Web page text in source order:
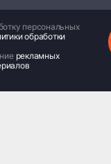
персональных
обработки
рекламных